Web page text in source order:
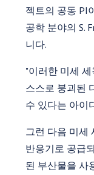
젝트의 공동 PI
공학 분야의 S.
니다.
"이러한 미세
스스로 붕괴된
수 있다는 아이
그런 다음 미세
반응기로 공급
된 부산물을 사